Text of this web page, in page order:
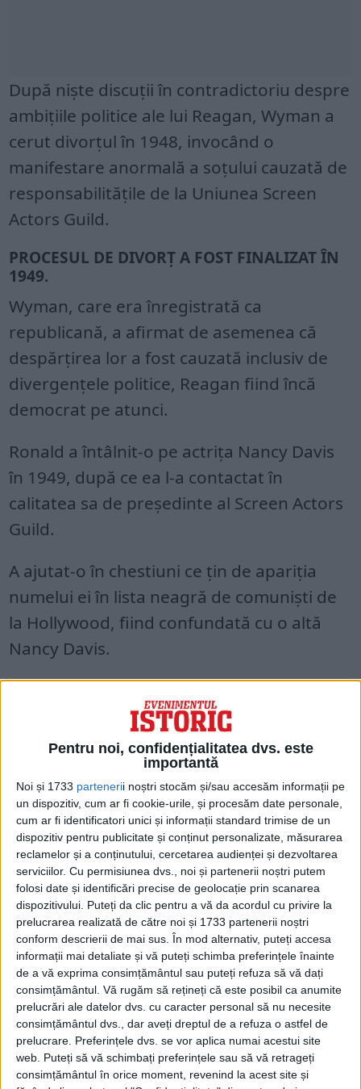
Pentru noi, confidențialitatea dvs. este
importantă
Noi și 1733 partenerii noștri stocăm și/sau accesăm informații pe
un dispozitiv, cum ar fi cookie-urile, și procesăm date personale,
cum ar fi identificatori unici și informații standard trimise de un
dispozitiv pentru publicitate și conținut personalizate, măsurarea
reclamelor și a conținutului, cercetarea audienței și dezvoltarea
serviciilor. Cu permisiunea dvs., noi și partenerii noștri putem
folosi date și identificări precise de geolocație prin scanarea
dispozitivului. Puteți da clic pentru a vă da acordul cu privire la
prelucrarea realizată de către noi și 1733 partenerii noștri
conform descrierii de mai sus. În mod alternativ, puteți accesa
informații mai detaliate și vă puteți schimba preferințele înainte
de a vă exprima consimțământul sau puteți refuza să vă dați
consimțământul. Vă rugăm să rețineți că este posibil ca anumite
prelucrări ale datelor dvs. cu caracter personal să nu necesite
consimțământul dvs., dar aveți dreptul de a refuza o astfel de
prelucrare. Preferințele dvs. se vor aplica numai acestui site
web. Puteți să vă schimbați preferințele sau să vă retrageți
consimțământul în orice moment, revenind la acest site și
După niște discuții în contradictoriu despre
ambițiile politice ale lui Reagan, Wyman a
cerut divorțul în 1948, invocând o
manifestare anormală a soțului cauzată de
responsabilitățile de la Uniunea Screen
Actors Guild.
PROCESUL DE DIVORȚ A FOST FINALIZAT ÎN
1949.
Wyman, care era înregistrată ca
republicană, a afirmat de asemenea că
despărțirea lor a fost cauzată inclusiv de
divergențele politice, Reagan fiind încă
democrat pe atunci.
Ronald a întâlnit-o pe actrița Nancy Davis
în 1949, după ce ea l-a contactat în
calitatea sa de președinte al Screen Actors
Guild.
A ajutat-o în chestiuni ce țin de apariția
numelui ei în lista neagră de comuniști de
la Hollywood, fiind confundată cu o altă
Nancy Davis.
Ea a descris întâlnirea lor spunând: „Nu
știu dacă a fost dragoste la prima vedere,
dar a fost destul de aproape”.
S-au logodit la restaurantul Chasen’s⁠ din
Los Angeles și s-au căsătorit pe 4 martie
1952, la Biserica Little Brown din valea San
Fernando.